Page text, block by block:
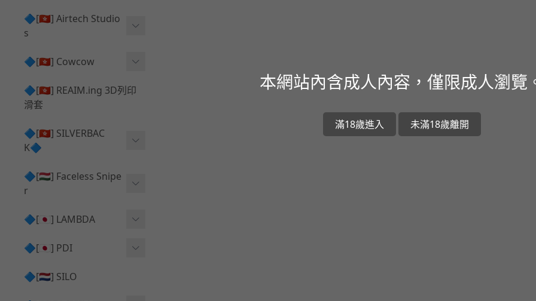
🔷[🇭🇰] Airtech Studio
s
VFC
G＆G
Krytac
KWA
Tokyo Marui
PROWIN
MAXX
SILVERBACK SRS
🔷[🇭🇰] Cowcow
TM Glock 系列
Action Army AAP01 系列
UMAREX VFC 系列
KWA⧸KSC系列
🔷[🇭🇰] REAIM.ing 3D列印
滑套
🔷[🇭🇰] SILVERBAC
K🔷
SRS ⧸ HTI 🟦 主體 ⧸ 彈匣
✅ 碳纖管 ⧸ 彈簧
TAC-41 👁️‍🗨️ 外觀 ⧸ 色彩
MDR-X 🟦 主體 ⧸ 彈匣
✅ 通用 ⧸ 精品
🔷[🇭🇺] Faceless Snipe
r
Mk23 ⧸ SSX23
SRS ⧸ HTI ⧸ TAC-41
🔷[🇯🇵] LAMBDA
Lambda 05 GBB 精密內管
Lambda 03 AEG 精密內管
🔷[🇯🇵] PDI
01 精密內管
05 精密內管
🔷[🇳🇱] SILO
本網站內含成人內容，僅限成人瀏覽
滿18歲進入 未滿18歲離開